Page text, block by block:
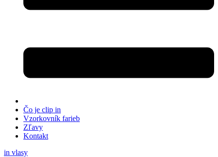
Čo je clip in
Vzorkovník farieb
Zľavy
Kontakt
in vlasy